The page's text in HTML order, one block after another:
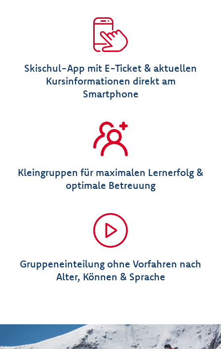
Skischul-App mit E-Ticket & aktuellen
Kursinformationen direkt am
Smartphone
Kleingruppen für maximalen Lernerfolg &
optimale Betreuung
Gruppeneinteilung ohne Vorfahren nach
Alter, Können & Sprache